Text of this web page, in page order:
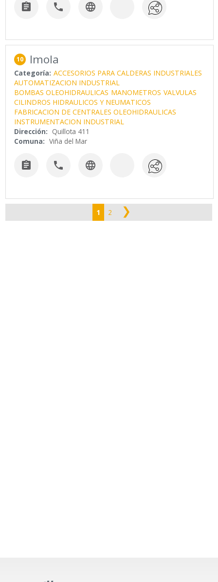
  
10 Imola
Categoría: ACCESORIOS PARA CALDERAS INDUSTRIALES
AUTOMATIZACION INDUSTRIAL
BOMBAS OLEOHIDRAULICAS MANOMETROS VALVULAS
CILINDROS HIDRAULICOS Y NEUMATICOS
FABRICACION DE CENTRALES OLEOHIDRAULICAS
INSTRUMENTACION INDUSTRIAL
Dirección: Quillota 411
Comuna: Viña del Mar
  
1 2 ❯